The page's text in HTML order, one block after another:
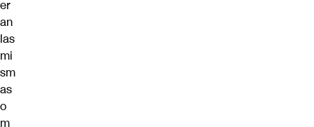
er
an
las
mi
sm
as
o
m